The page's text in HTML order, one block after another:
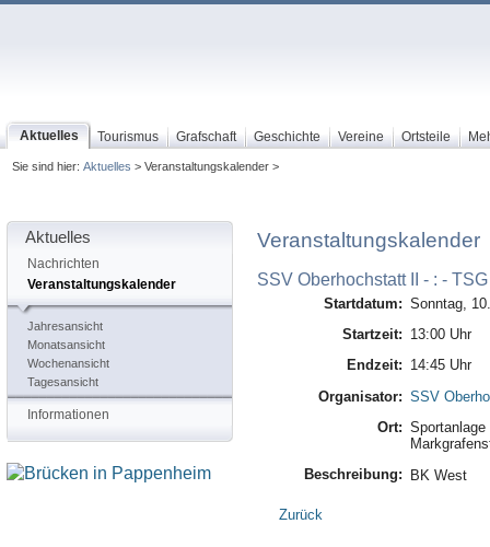
Aktuelles Tourismus Grafschaft Geschichte Vereine Ortsteile
Sie sind hier: Aktuelles > Veranstaltungskalender >
Aktuelles
Nachrichten
Veranstaltungskalender
Jahresansicht
Monatsansicht
Wochenansicht
Tagesansicht
Informationen
Veranstaltungskalender
SSV Oberhochstatt II - : -
Startdatum: Sonntag,
Startzeit: 13:00 Uhr
Endzeit: 14:45 Uhr
Organisator: SSV
Ort:
Beschreibung:
BK West
Zurück